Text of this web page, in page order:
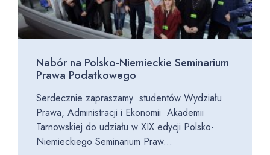
Nabór na Polsko-Niemieckie Seminarium
Prawa Podatkowego
Serdecznie zapraszamy studentów Wydziału
Prawa, Administracji i Ekonomii Akademii
Tarnowskiej do udziału w XIX edycji Polsko-
Niemieckiego Seminarium Praw...